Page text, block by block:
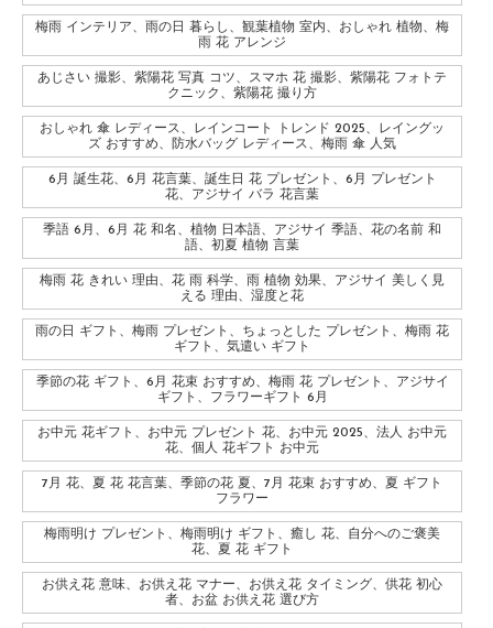
梅雨 インテリア、雨の日 暮らし、観葉植物 室内、おしゃれ 植物、梅
雨 花 アレンジ
あじさい 撮影、紫陽花 写真 コツ、スマホ 花 撮影、紫陽花 フォトテ
クニック、紫陽花 撮り方
おしゃれ 傘 レディース、レインコート トレンド 2025、レイングッ
ズ おすすめ、防水バッグ レディース、梅雨 傘 人気
6月 誕生花、6月 花言葉、誕生日 花 プレゼント、6月 プレゼント
花、アジサイ バラ 花言葉
季語 6月、6月 花 和名、植物 日本語、アジサイ 季語、花の名前 和
語、初夏 植物 言葉
梅雨 花 きれい 理由、花 雨 科学、雨 植物 効果、アジサイ 美しく見
える 理由、湿度と花
雨の日 ギフト、梅雨 プレゼント、ちょっとした プレゼント、梅雨 花
ギフト、気遣い ギフト
季節の花 ギフト、6月 花束 おすすめ、梅雨 花 プレゼント、アジサイ
ギフト、フラワーギフト 6月
お中元 花ギフト、お中元 プレゼント 花、お中元 2025、法人 お中元
花、個人 花ギフト お中元
7月 花、夏 花 花言葉、季節の花 夏、7月 花束 おすすめ、夏 ギフト
フラワー
梅雨明け プレゼント、梅雨明け ギフト、癒し 花、自分へのご褒美
花、夏 花 ギフト
お供え花 意味、お供え花 マナー、お供え花 タイミング、供花 初心
者、お盆 お供え花 選び方